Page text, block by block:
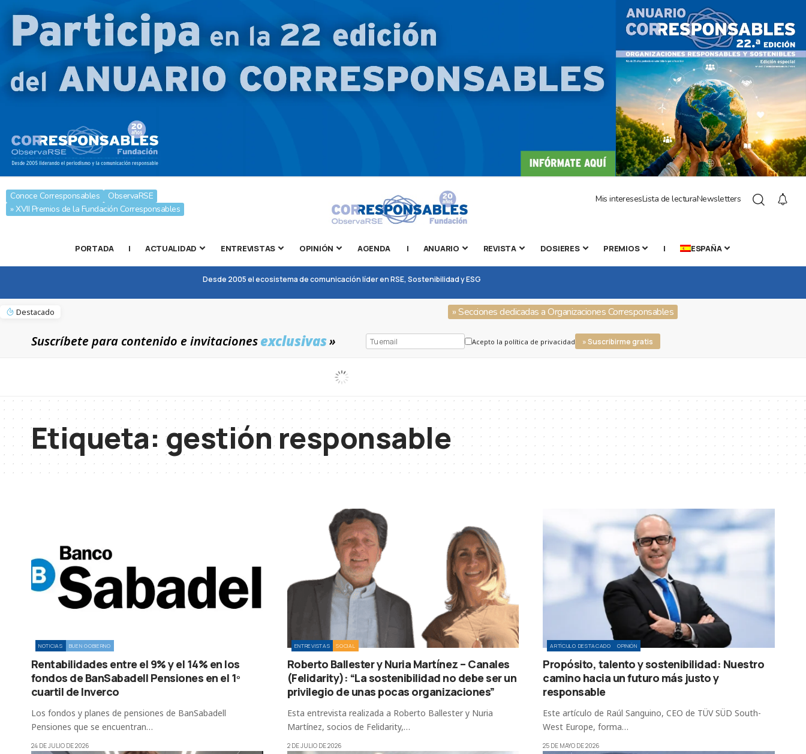
Conoce Corresponsables
ObservaRSE
» XVII Premios de la Fundación Corresponsables
Mis interesesLista de lecturaNewsletters
PORTADA | ACTUALIDAD ENTREVISTAS OPINIÓN AGENDA | ANUARIO REVISTA DOSIERES PREMIOS | ESPAÑA
Desde 2005 el ecosistema de comunicación líder en RSE, Sostenibilidad y ESG
Destacado » Secciones dedicadas a Organizaciones Corresponsables
Suscríbete para contenido e invitacionesexclusivas» Acepto la política de privacidad » Suscribirme gratis
Etiqueta: gestión responsable
NOTICIAS BUEN GOBIERNO
Rentabilidades entre el 9% y el 14% en los
fondos de BanSabadell Pensiones en el 1º
cuartil de Inverco
Los fondos y planes de pensiones de BanSabadell
Pensiones que se encuentran…
24 DE JULIO DE 2026
ENTREVISTAS SOCIAL
Roberto Ballester y Nuria Martínez – Canales
(Felidarity): “La sostenibilidad no debe ser un
privilegio de unas pocas organizaciones”
Esta entrevista realizada a Roberto Ballester y Nuria
Martínez, socios de Felidarity,…
2 DE JULIO DE 2026
ARTÍCULO DESTACADO OPINIÓN
Propósito, talento y sostenibilidad: Nuestro
camino hacia un futuro más justo y
responsable
Este artículo de Raúl Sanguino, CEO de TÜV SÜD South-
West Europe, forma…
25 DE MAYO DE 2026